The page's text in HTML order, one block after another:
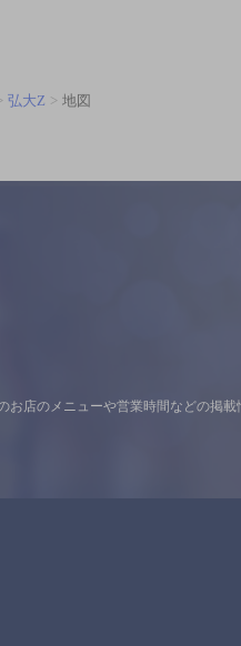
弘大Z
地図
お店のメニューや営業時間などの掲載